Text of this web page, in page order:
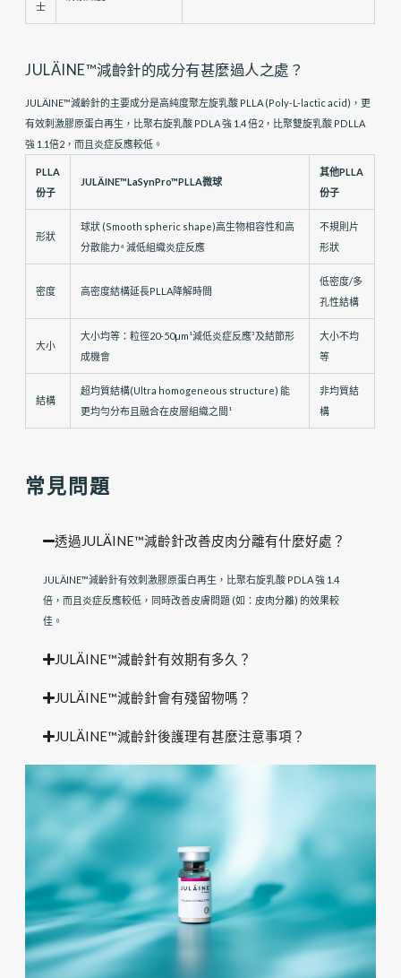
士
JULÄINE™減齡針的成分有甚麼過人之處？
JULÄINE™減齡針的主要成分是高純度聚左旋乳酸 PLLA (Poly-L-lactic acid)，更
有效刺激膠原蛋白再生，比聚右旋乳酸 PDLA 強 1.4 倍2，比聚雙旋乳酸 PDLLA
強 1.1倍2，而且炎症反應較低。
PLLA
份子
JULÄINE™LaSynPro™PLLA微球
其他PLLA
份子
形狀
球狀 (Smooth spheric shape)高生物相容性和高
分散能力⁴ 減低組織炎症反應
不規則片
形狀
密度 高密度結構延長PLLA降解時間
低密度/多
孔性結構
大小
大小均等：粒徑20-50µm¹減低炎症反應³及結節形
成機會
大小不均
等
結構
超均質結構(Ultra homogeneous structure) 能
更均勻分布且融合在皮層組織之間¹
非均質結
構
常見問題
透過JULÄINE™減齡針改善皮肉分離有什麼好處？
JULÄINE™減齡針有效刺激膠原蛋白再生，比聚右旋乳酸 PDLA 強 1.4
倍，而且炎症反應較低，同時改善皮膚問題 (如：皮肉分離) 的效果較
佳。
JULÄINE™減齡針有效期有多久？
JULÄINE™減齡針會有殘留物嗎？
JULÄINE™減齡針後護理有甚麼注意事項？